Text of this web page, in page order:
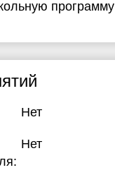
программу
Нет
Нет
21:00